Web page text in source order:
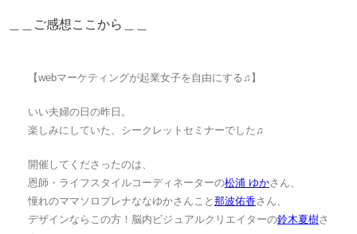
＿＿ご感想ここから＿＿
【webマーケティングが起業女子を自由にする♫】
いい夫婦の日の昨日。
楽しみにしていた、シークレットセミナーでした♫
開催してくださったのは、
恩師・ライフスタイルコーディネーターの松浦 ゆかさん、
憧れのママソロプレナななゆかさんこと 那波佑香さん、
デザインならこの方！脳内ビジュアルクリエイターの鈴木夏樹さ